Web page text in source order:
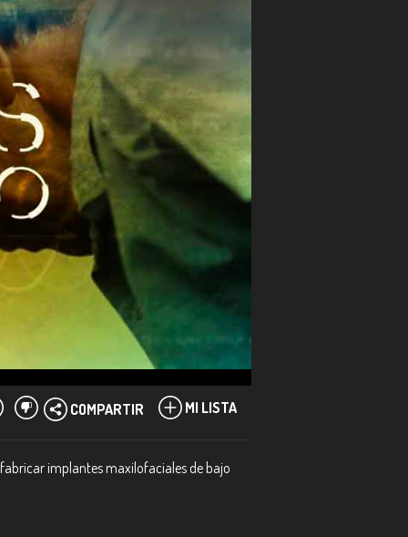
MI LISTA
COMPARTIR
implantes maxilofaciales de bajo